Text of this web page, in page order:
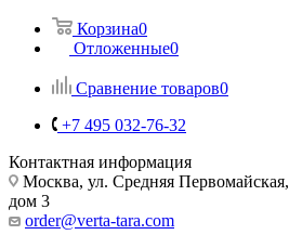
Корзина0
Отложенные0
Сравнение товаров0
+7 495 032-76-32
Контактная информация
Москва, ул. Средняя Первомайская,
дом 3
order@verta-tara.com